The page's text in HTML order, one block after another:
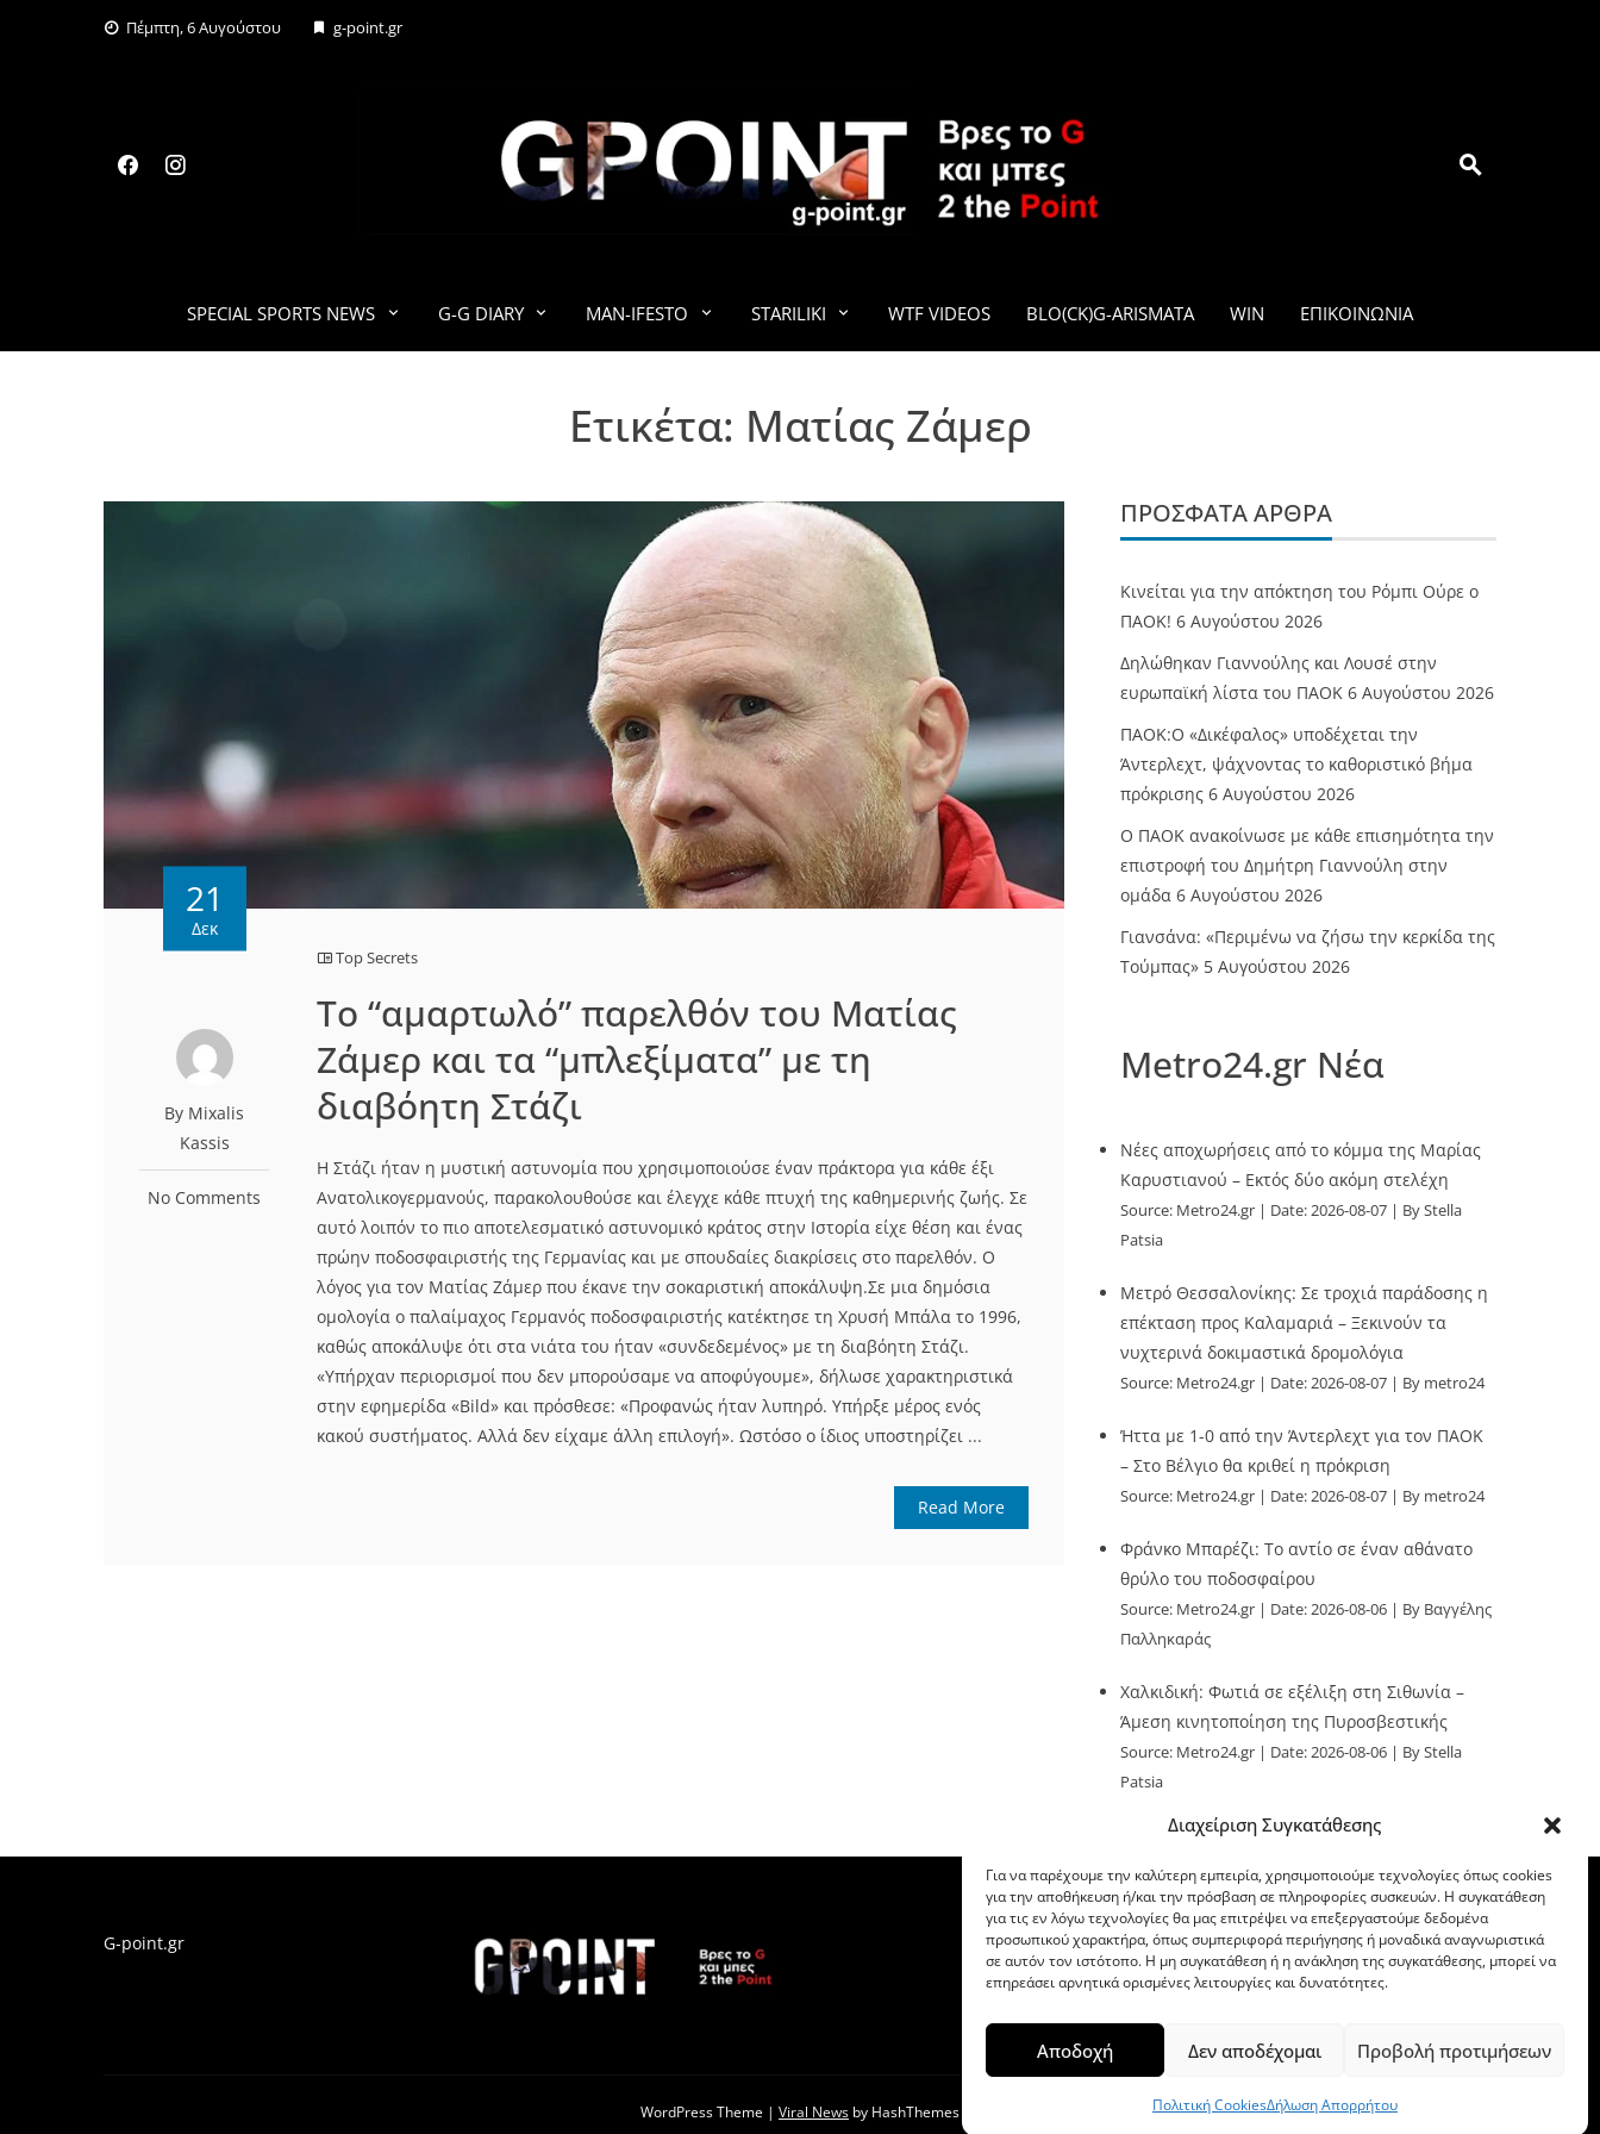
Διαχείριση Συγκατάθεσης
Για να παρέχουμε την καλύτερη εμπειρία, χρησιμοποιούμε τεχνολογίες όπως cookies
για την αποθήκευση ή/και την πρόσβαση σε πληροφορίες συσκευών. Η συγκατάθεση
για τις εν λόγω τεχνολογίες θα μας επιτρέψει να επεξεργαστούμε δεδομένα
προσωπικού χαρακτήρα, όπως συμπεριφορά περιήγησης ή μοναδικά αναγνωριστικά
σε αυτόν τον ιστότοπο. Η μη συγκατάθεση ή η ανάκληση της συγκατάθεσης, μπορεί να
επηρεάσει αρνητικά ορισμένες λειτουργίες και δυνατότητες.
Αποδοχή Δεν αποδέχομαι Προβολή προτιμήσεων
Πολιτική CookiesΔήλωση Απορρήτου
Πέμπτη, 6 Αυγούστου g-point.gr
G-POINT.GR
SPECIAL SPORTS NEWS G-G DIARY MAN-IFESTO STARILIKI WTF VIDEOS BLO(CK)G-ARISMATA WIN ΕΠΙΚΟΙΝΩΝΊΑ
Ετικέτα: Mατίας Ζάμερ
21
Δεκ
By Mixalis
Kassis
No Comments
Top Secrets
Το “αμαρτωλό” παρελθόν του Ματίας
Ζάμερ και τα “μπλεξίματα” με τη
διαβόητη Στάζι
H Στάζι ήταν η μυστική αστυνομία που χρησιμοποιούσε έναν πράκτορα για κάθε έξι
Ανατολικογερμανούς, παρακολουθούσε και έλεγχε κάθε πτυχή της καθημερινής ζωής. Σε
αυτό λοιπόν το πιο αποτελεσματικό αστυνομικό κράτος στην Ιστορία είχε θέση και ένας
πρώην ποδοσφαιριστής της Γερμανίας και με σπουδαίες διακρίσεις στο παρελθόν. Ο
λόγος για τον Ματίας Ζάμερ που έκανε την σοκαριστική αποκάλυψη.Σε μια δημόσια
ομολογία ο παλαίμαχος Γερμανός ποδοσφαιριστής κατέκτησε τη Χρυσή Μπάλα το 1996,
καθώς αποκάλυψε ότι στα νιάτα του ήταν «συνδεδεμένος» με τη διαβόητη Στάζι.
«Υπήρχαν περιορισμοί που δεν μπορούσαμε να αποφύγουμε», δήλωσε χαρακτηριστικά
στην εφημερίδα «Bild» και πρόσθεσε: «Προφανώς ήταν λυπηρό. Υπήρξε μέρος ενός
κακού συστήματος. Αλλά δεν είχαμε άλλη επιλογή». Ωστόσο ο ίδιος υποστηρίζει ...
Read More
ΠΡΌΣΦΑΤΑ ΆΡΘΡΑ
Κινείται για την απόκτηση του Ρόμπι Ούρε ο
ΠΑΟΚ! 6 Αυγούστου 2026
Δηλώθηκαν Γιαννούλης και Λουσέ στην
ευρωπαϊκή λίστα του ΠΑΟΚ 6 Αυγούστου 2026
ΠΑΟΚ:Ο «Δικέφαλος» υποδέχεται την
Άντερλεχτ, ψάχνοντας το καθοριστικό βήμα
πρόκρισης 6 Αυγούστου 2026
Ο ΠΑΟΚ ανακοίνωσε με κάθε επισημότητα την
επιστροφή του Δημήτρη Γιαννούλη στην
ομάδα 6 Αυγούστου 2026
Γιανσάνα: «Περιμένω να ζήσω την κερκίδα της
Τούμπας» 5 Αυγούστου 2026
Metro24.gr Νέα
Νέες αποχωρήσεις από το κόμμα της Μαρίας
Καρυστιανού – Εκτός δύο ακόμη στελέχη
Source: Metro24.gr Date: 2026-08-07
By Stella
Patsia
Μετρό Θεσσαλονίκης: Σε τροχιά παράδοσης η
επέκταση προς Καλαμαριά – Ξεκινούν τα
νυχτερινά δοκιμαστικά δρομολόγια
Source: Metro24.gr Date: 2026-08-07 By metro24
Ήττα με 1-0 από την Άντερλεχτ για τον ΠΑΟΚ
– Στο Βέλγιο θα κριθεί η πρόκριση
Source: Metro24.gr Date: 2026-08-07 By metro24
Φράνκο Μπαρέζι: Το αντίο σε έναν αθάνατο
θρύλο του ποδοσφαίρου
Source: Metro24.gr Date: 2026-08-06
By Βαγγέλης
Παλληκαράς
Χαλκιδική: Φωτιά σε εξέλιξη στη Σιθωνία –
Άμεση κινητοποίηση της Πυροσβεστικής
Source: Metro24.gr Date: 2026-08-06
By Stella
Patsia
G-point.gr
WordPress Theme | Viral News by HashThemes